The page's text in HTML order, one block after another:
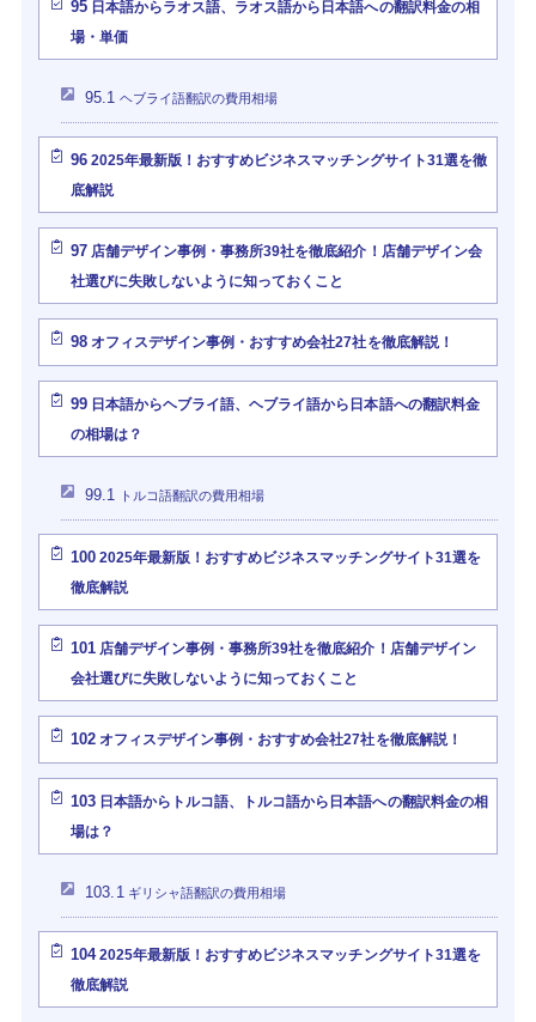
95日本語からラオス語、ラオス語から日本語への翻訳料金の相
場・単価
95.1 ヘブライ語翻訳の費用相場
962025年最新版！おすすめビジネスマッチングサイト31選を徹
底解説
97店舗デザイン事例・事務所39社を徹底紹介！店舗デザイン会
社選びに失敗しないように知っておくこと
98オフィスデザイン事例・おすすめ会社27社を徹底解説！
99日本語からヘブライ語、ヘブライ語から日本語への翻訳料金
の相場は？
99.1 トルコ語翻訳の費用相場
100 2025年最新版！おすすめビジネスマッチングサイト31選を
徹底解説
101 店舗デザイン事例・事務所39社を徹底紹介！店舗デザイン
会社選びに失敗しないように知っておくこと
102 オフィスデザイン事例・おすすめ会社27社を徹底解説！
103 日本語からトルコ語、トルコ語から日本語への翻訳料金の相
場は？
103.1 ギリシャ語翻訳の費用相場
1042025年最新版！おすすめビジネスマッチングサイト31選を
徹底解説